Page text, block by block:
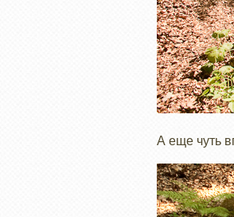
А еще чуть